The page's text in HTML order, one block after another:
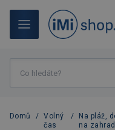
Domů /
Volný
čas
/
Na pláž,
na